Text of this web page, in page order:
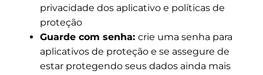
privacidade dos aplicativo e políticas de
proteção
Guarde com senha: crie uma senha para
aplicativos de proteção e se assegure de
estar protegendo seus dados ainda mais